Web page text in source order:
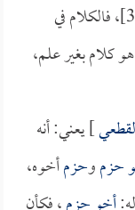
[الأعراف:33]، فالكلام في
كلام بغير علم،
] يعني: أنه
حزموحزمأخوه،